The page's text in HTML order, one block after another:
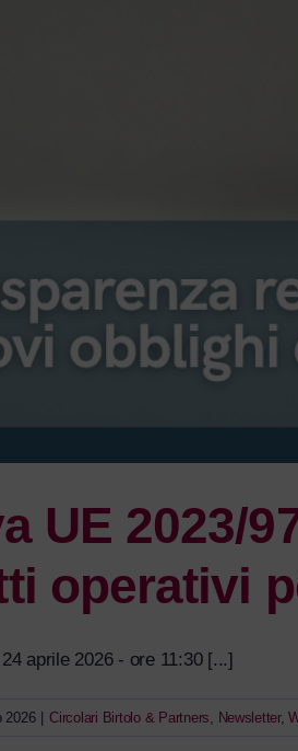
UE 2023/
operativi
aprile 2026 - ore 11:30 [...]
2026 Circolari Birtolo & Partners Newsletter,